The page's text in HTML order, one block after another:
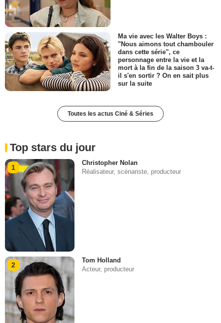
Ma vie avec les Walter Boys :
"Nous aimons tout chambouler
dans cette série", ce
personnage entre la vie et la
mort à la fin de la saison 3 va-t-
il s'en sortir ? On en sait plus
sur la suite
Toutes les actus Ciné & Séries
Top stars du jour
1
Christopher Nolan
Réalisateur, scénariste, producteur
2
Tom Holland
Acteur, producteur